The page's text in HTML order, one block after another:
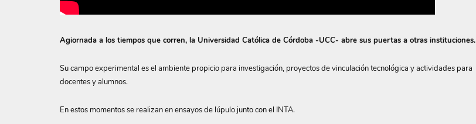
Agiornada a los tiempos que corren, la Universidad Católica de Córdoba -UCC- abre sus puertas a otras instituciones.
Su campo experimental es el ambiente propicio para investigación, proyectos de vinculación tecnológica y actividades para
docentes y alumnos.
En estos momentos se realizan en ensayos de lúpulo junto con el INTA.